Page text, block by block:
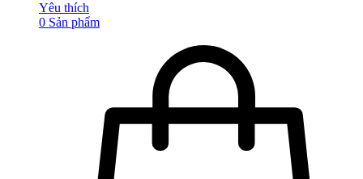
Yêu thích
0 Sản phẩm